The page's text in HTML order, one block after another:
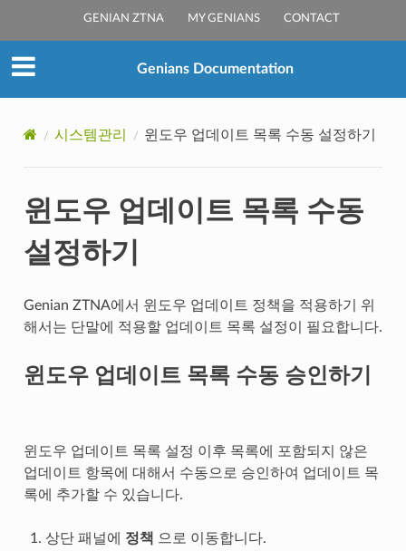
GENIAN ZTNA MY GENIANS CONTACT
Genians Documentation
시스템관리 윈도우 업데이트 목록 수동 설정하기
윈도우 업데이트 목록 수동
설정하기
Genian ZTNA에서 윈도우 업데이트 정책을 적용하기 위
해서는 단말에 적용할 업데이트 목록 설정이 필요합니다.
윈도우 업데이트 목록 수동 승인하기
윈도우 업데이트 목록 설정 이후 목록에 포함되지 않은
업데이트 항목에 대해서 수동으로 승인하여 업데이트 목
록에 추가할 수 있습니다.
상단 패널에 정책 으로 이동합니다.